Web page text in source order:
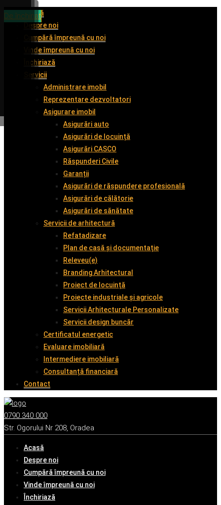
Acasă
Despre noi
Cumpără împreună cu noi
Vinde împreună cu noi
Închiriază
Servicii
Administrare imobil
Reprezentare dezvoltatori
Asigurare imobil
Asigurări auto
Asigurări de locuință
Asigurări CASCO
Răspunderi Civile
Garanții
Asigurări de răspundere profesională
Asigurări de călătorie
Asigurări de sănătate
Servicii de arhitectură
Refatadizare
Plan de casă și documentație
Releveu(e)
Branding Arhitectural
Proiect de locuință
Proiecte industriale și agricole
Servicii Arhitecturale Personalizate
Servicii design buncăr
Certificatul energetic
Evaluare imobiliară
Intermediere imobiliară
Consultanță financiară
Contact
0790 340 000
Str. Ogorului Nr 208, Oradea
Acasă
Despre noi
Cumpără împreună cu noi
Vinde împreună cu noi
Închiriază
De închiriat
De închiriat
De vânzare
De închiriat